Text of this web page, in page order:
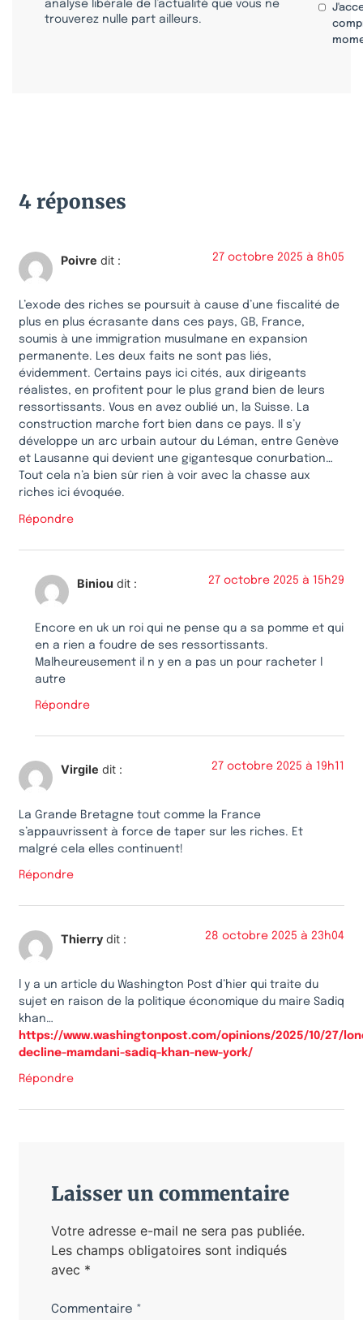
analyse libérale de l’actualité que vous ne
trouverez nulle part ailleurs.
4 réponses
Poivre dit : 27 octobre 2025 à 8h05
L’exode des riches se poursuit à cause d’une fiscalité de
plus en plus écrasante dans ces pays, GB, France,
soumis à une immigration musulmane en expansion
permanente. Les deux faits ne sont pas liés,
évidemment. Certains pays ici cités, aux dirigeants
réalistes, en profitent pour le plus grand bien de leurs
ressortissants. Vous en avez oublié un, la Suisse. La
construction marche fort bien dans ce pays. Il s’y
développe un arc urbain autour du Léman, entre Genève
et Lausanne qui devient une gigantesque conurbation…
Tout cela n’a bien sûr rien à voir avec la chasse aux
riches ici évoquée.
Répondre
Biniou dit : 27 octobre 2025 à 15h29
Encore en uk un roi qui ne pense qu a sa pomme et qui
en a rien a foudre de ses ressortissants.
Malheureusement il n y en a pas un pour racheter l
autre
Répondre
Virgile dit : 27 octobre 2025 à 19h11
La Grande Bretagne tout comme la France
s’appauvrissent à force de taper sur les riches. Et
malgré cela elles continuent!
Répondre
Thierry dit : 28 octobre 2025 à 23h04
l y a un article du Washington Post d’hier qui traite du
sujet en raison de la politique économique du maire Sadiq
khan…
https://www.washingtonpost.com/opinions/2025/10/27/
decline-mamdani-sadiq-khan-new-york/
Répondre
Laisser un commentaire
Votre adresse e-mail ne sera pas publiée.
Les champs obligatoires sont indiqués
avec *
Commentaire *